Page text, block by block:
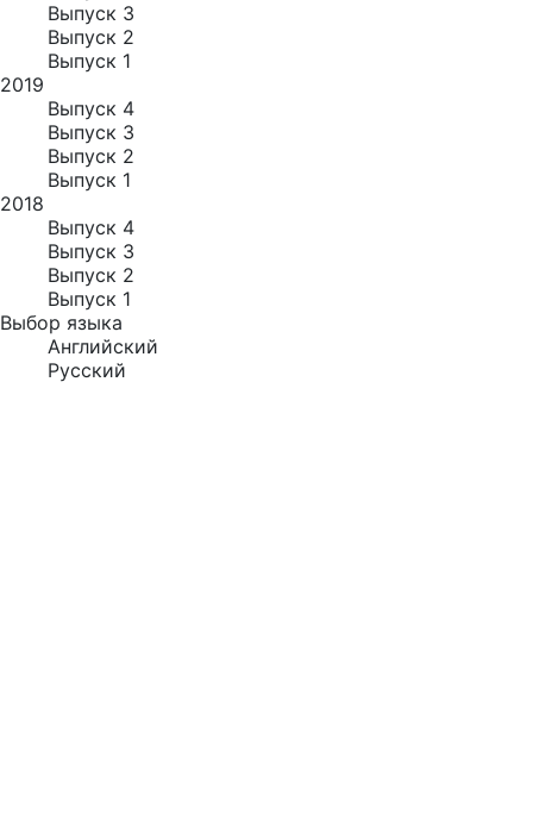
Выпуск 3
Выпуск 2
Выпуск 1
2019
Выпуск 4
Выпуск 3
Выпуск 2
Выпуск 1
2018
Выпуск 4
Выпуск 3
Выпуск 2
Выпуск 1
Выбор языка
Английский
Русский